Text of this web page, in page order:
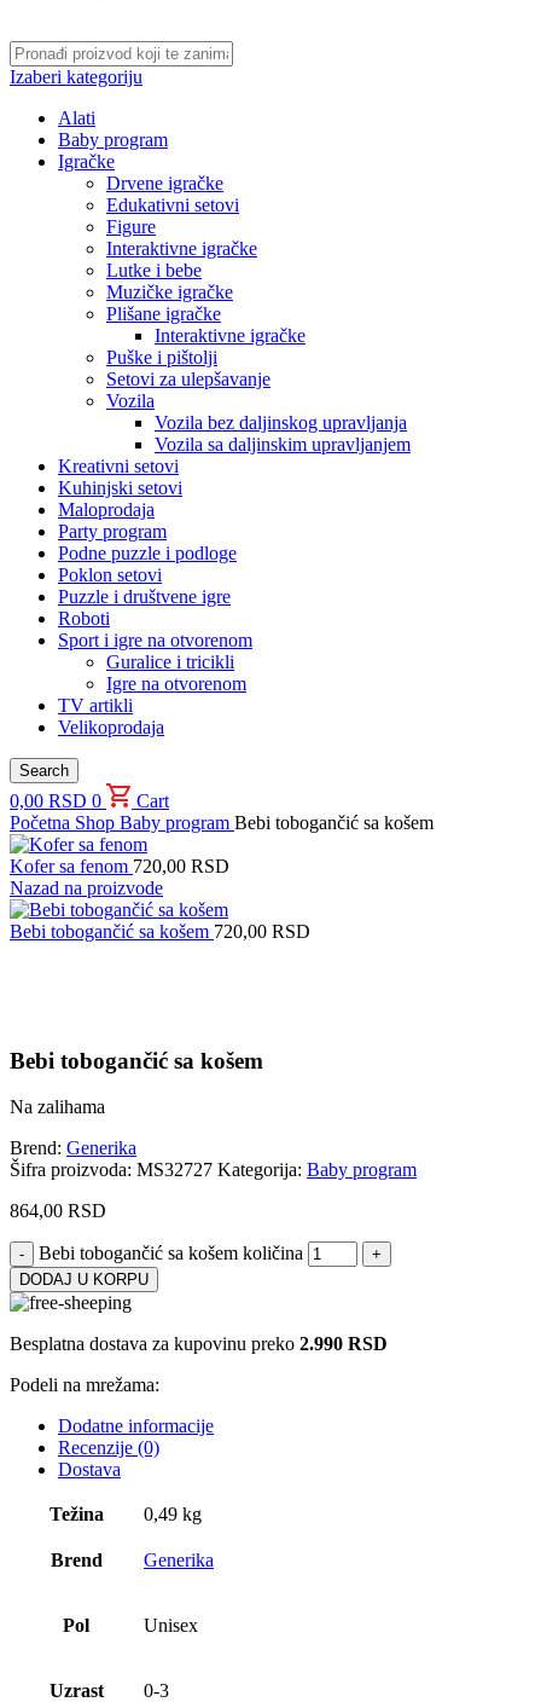
Izaberi kategoriju
Alati
Baby program
Igračke
Drvene igračke
Edukativni setovi
Figure
Interaktivne igračke
Lutke i bebe
Muzičke igračke
Plišane igračke
Interaktivne igračke
Puške i pištolji
Setovi za ulepšavanje
Vozila
Vozila bez daljinskog upravljanja
Vozila sa daljinskim upravljanjem
Kreativni setovi
Kuhinjski setovi
Maloprodaja
Party program
Podne puzzle i podloge
Poklon setovi
Puzzle i društvene igre
Roboti
Sport i igre na otvorenom
Guralice i tricikli
Igre na otvorenom
TV artikli
Velikoprodaja
Search
0,00 RSD 0
Cart
Početna Shop Baby program Bebi tobogančić sa košem
Kofer sa fenom 720,00 RSD
Nazad na proizvode
Bebi tobogančić sa košem 720,00 RSD
Bebi tobogančić sa košem
Na zalihama
Brend: Generika
Šifra proizvoda: MS32727 Kategorija: Baby program
864,00 RSD
Bebi tobogančić sa košem količina
DODAJ U KORPU
Besplatna dostava za kupovinu preko 2.990 RSD
Podeli na mrežama:
Dodatne informacije
Recenzije (0)
Dostava
Težina 0,49 kg
Brend Generika
Pol Unisex
Uzrast 0-3